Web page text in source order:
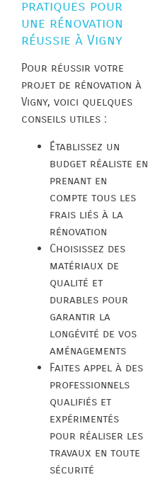
pratiques pour
une rénovation
réussie à Vigny
Pour réussir votre
projet de rénovation à
Vigny, voici quelques
conseils utiles :
Établissez un
budget réaliste en
prenant en
compte tous les
frais liés à la
rénovation
Choisissez des
matériaux de
qualité et
durables pour
garantir la
longévité de vos
aménagements
Faites appel à des
professionnels
qualifiés et
expérimentés
pour réaliser les
travaux en toute
sécurité